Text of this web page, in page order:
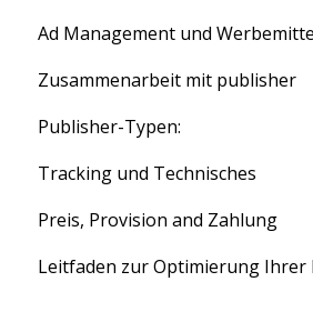
Kontoeinrichtung
Tracking-Setup, um Ihr
Ihr Programm ausführen
Ad Management und
Produkt Feeds
Text Links
Image Ads
Voucher und Discounts
HTML Ads
Zusammenarbeit mit publisher
Tradedoublers Netzwerk
Affiliate Rekrutierung
Publisher-Typen:
Tracking und Technisches
Statistiken
Cookies
Preis, Provision and Zahlung
Monatliche Gebühr
Leitfaden zur Optimierung Ihrer